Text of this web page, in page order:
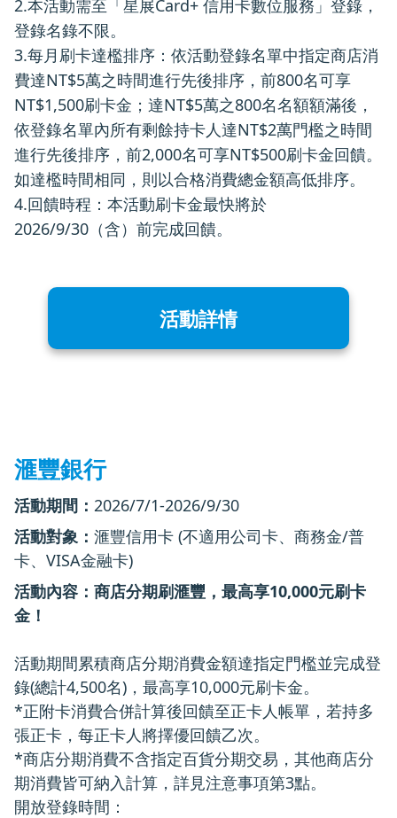
2.本活動需至「星展Card+ 信用卡數位服務」登錄，
登錄名錄不限。
3.每月刷卡達檻排序：依活動登錄名單中指定商店消
費達NT$5萬之時間進行先後排序，前800名可享
NT$1,500刷卡金；達NT$5萬之800名名額額滿後，
依登錄名單內所有剩餘持卡人達NT$2萬門檻之時間
進行先後排序，前2,000名可享NT$500刷卡金回饋。
如達檻時間相同，則以合格消費總金額高低排序。
4.回饋時程：本活動刷卡金最快將於
2026/9/30（含）前完成回饋。
活動詳情
滙豐銀行
活動期間： 2026/7/1-2026/9/30
活動對象： 滙豐信用卡 (不適用公司卡、商務金/普
卡、VISA金融卡)
活動內容：商店分期刷滙豐，最高享10,000元刷卡
金！
活動期間累積商店分期消費金額達指定門檻並完成登
錄(總計4,500名)，最高享10,000元刷卡金。
*正附卡消費合併計算後回饋至正卡人帳單，若持多
張正卡，每正卡人將擇優回饋乙次。
*商店分期消費不含指定百貨分期交易，其他商店分
期消費皆可納入計算，詳見注意事項第3點。
開放登錄時間：